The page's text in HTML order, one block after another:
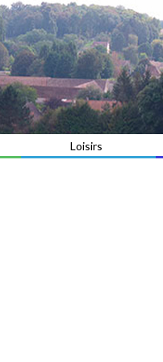
Loisirs